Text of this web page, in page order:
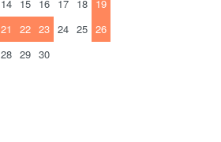
14 15 16 17 18 19
21 22 23 24 25 26
28 29 30